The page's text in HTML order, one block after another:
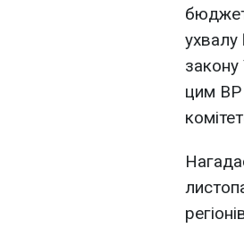
цим ВР